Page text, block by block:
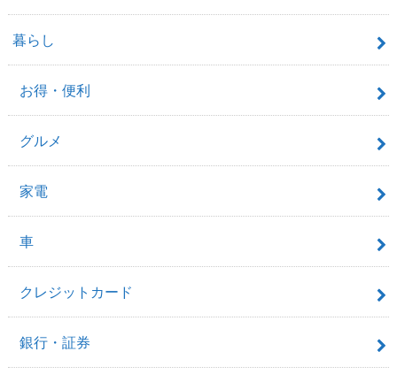
暮らし
お得・便利
グルメ
家電
車
クレジットカード
銀行・証券